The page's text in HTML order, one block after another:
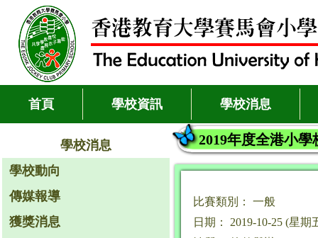
首頁 學校資訊 學校消息
學校消息
學校動向
傳媒報導
獲獎消息
2019年度全港小
比賽類別： 一般
日期： 2019-10-25 (星期